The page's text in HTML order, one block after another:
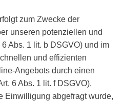
zum Zwecke der
unseren potenziellen und
Abs. 1 lit. b DSGVO) und im
und effizienten
Angebots durch einen
6 Abs. 1 lit. f DSGVO).
Einwilligung abgefragt wurde,